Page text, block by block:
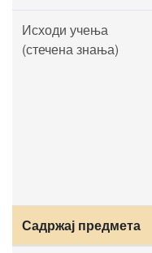
Исходи учења
(стечена знања)
Садржај предмета